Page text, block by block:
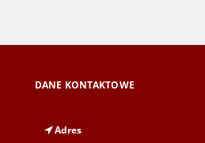
DANE KONTAKTOWE
Adres